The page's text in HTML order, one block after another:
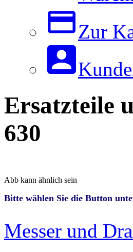
Zur
Ersatzteile
630
Abb kann ähnlich sein
Bitte wählen Sie die Button
Messer und